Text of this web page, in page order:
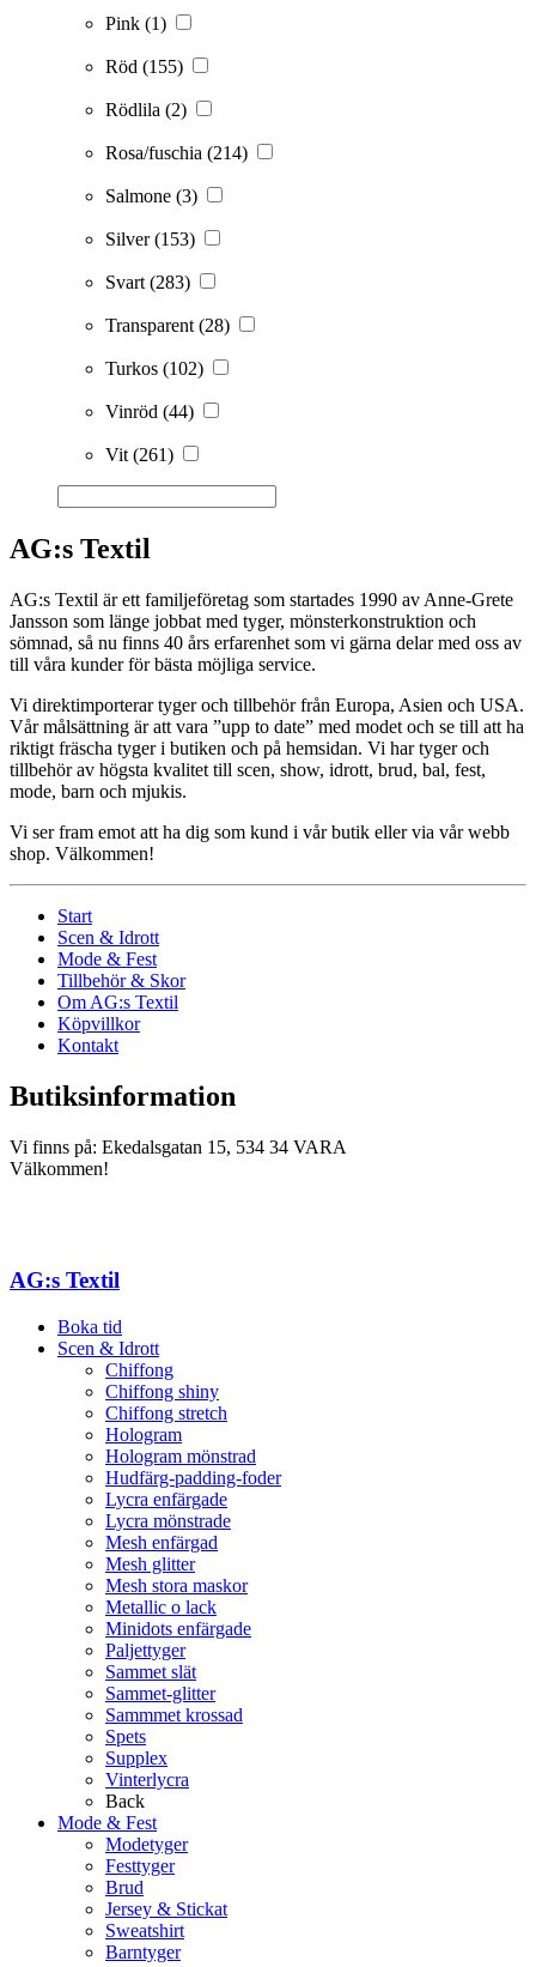
Pink (1)
Röd (155)
Rödlila (2)
Rosa/fuschia (214)
Salmone (3)
Silver(153)
Svart (283)
Transparent (28)
Turkos (102)
Vinröd (44)
Vit (261)
AG:s Textil
AG:s Textil är ett familjeföretag som startades 1990 av Anne-Grete
Jansson som länge jobbat med tyger, mönsterkonstruktion och
sömnad, så nu finns 40 års erfarenhet som vi gärna delar med oss av
till våra kunder för bästa möjliga service.
Vi direktimporterar tyger och tillbehör från Europa, Asien och USA.
Vår målsättning är att vara ”upp to date” med modet och se till att ha
riktigt fräscha tyger i butiken och på hemsidan. Vi har tyger och
tillbehör av högsta kvalitet till scen, show, idrott, brud, bal, fest,
mode, barn och mjukis.
Vi ser fram emot att ha dig som kund i vår butik eller via vår webb
shop. Välkommen!
Start
Scen & Idrott
Mode & Fest
Tillbehör & Skor
Om AG:s Textil
Köpvillkor
Kontakt
Butiksinformation
Vi finns på: Ekedalsgatan 15, 534 34 VARA
Välkommen!
AG:s Textil
Boka tid
Scen & Idrott
Chiffong
Chiffong shiny
Chiffong stretch
Hologram
Hologram mönstrad
Hudfärg-padding-foder
Lycra enfärgade
Lycra mönstrade
Mesh enfärgad
Mesh glitter
Mesh stora maskor
Metallic o lack
Minidots enfärgade
Paljettyger
Sammet slät
Sammet-glitter
Sammmet krossad
Spets
Supplex
Vinterlycra
Back
Mode & Fest
Modetyger
Festtyger
Brud
Jersey & Stickat
Sweatshirt
Barntyger